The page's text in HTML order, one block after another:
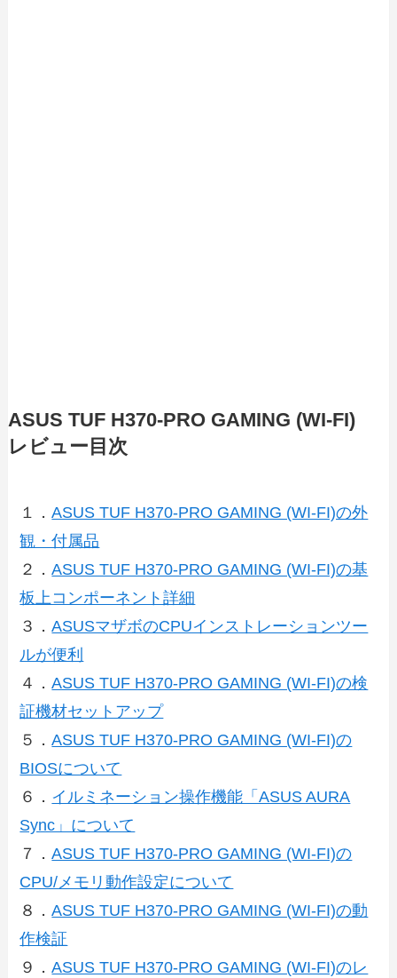
ASUS TUF H370-PRO GAMING (WI-FI)
レビュー目次
１．ASUS TUF H370-PRO GAMING (WI-FI)の外
観・付属品
２．ASUS TUF H370-PRO GAMING (WI-FI)の基
板上コンポーネント詳細
３．ASUSマザボのCPUインストレーションツー
ルが便利
４．ASUS TUF H370-PRO GAMING (WI-FI)の検
証機材セットアップ
５．ASUS TUF H370-PRO GAMING (WI-FI)の
BIOSについて
６． イルミネーション操作機能「ASUS AURA
Sync」について
７．ASUS TUF H370-PRO GAMING (WI-FI)の
CPU/メモリ動作設定について
８．ASUS TUF H370-PRO GAMING (WI-FI)の動
作検証
９．ASUS TUF H370-PRO GAMING (WI-FI)のレ